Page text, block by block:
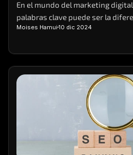
En el mundo del marketing
palabras clave puede ser la
fracaso de una campaña.
están buscando lo que ofreces.
Moises Hamui 10 dic 2024